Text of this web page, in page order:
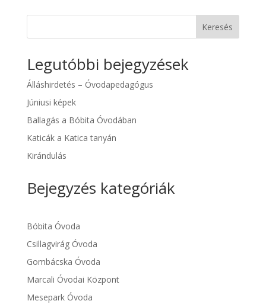
Keresés
Legutóbbi bejegyzések
Álláshirdetés – Óvodapedagógus
Júniusi képek
Ballagás a Bóbita Óvodában
Katicák a Katica tanyán
Kirándulás
Bejegyzés kategóriák
Bóbita Óvoda
Csillagvirág Óvoda
Gombácska Óvoda
Marcali Óvodai Központ
Mesepark Óvoda